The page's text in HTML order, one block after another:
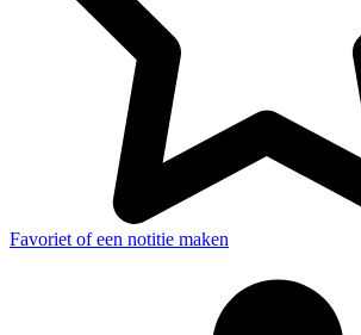
Favoriet of een notitie maken